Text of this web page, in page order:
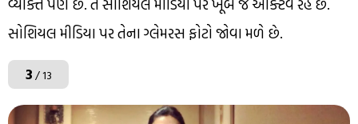
વ્યક્તિ પણ છે. તે સોશિયલ મીડિયા પર ખૂબ જ એક્ટિવ રહે છે.
સોશિયલ મીડિયા પર તેના ગ્લેમરસ ફોટો જોવા મળે છે.
3/ 13